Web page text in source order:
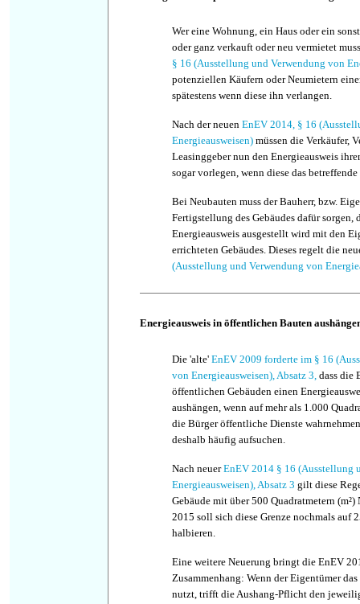
Wer eine Wohnung, ein Haus oder ein
oder ganz verkauft oder neu vermietet
§ 16 (Ausstellung und Verwendung von
potenziellen Käufern oder Neumietern
spätestens wenn diese ihn verlangen.
Nach der neuen EnEV 2014, § 16
Energieausweisen) müssen die Verkäufer,
Leasinggeber nun den Energieausweis
sogar vorlegen, wenn diese das
Bei Neubauten muss der Bauherr, bzw.
Fertigstellung des Gebäudes dafür sorgen,
Energieausweis ausgestellt wird mit den
errichteten Gebäudes. Dieses regelt die
(Ausstellung und Verwendung von
Energieausweis in öffentlichen Bauten
Die 'alte' EnEV 2009 forderte im § 16
von Energieausweisen), Absatz 3, dass die
öffentlichen Gebäuden einen
aushängen, wenn auf mehr als 1.000
die Bürger öffentliche Dienste
deshalb häufig aufsuchen.
Nach neuerEnEV 2014 § 16 (Ausstellung
Energieausweisen), Absatz 3 gilt diese
Gebäude mit über 500 Quadratmetern
2015 soll sich diese Grenze nochmals auf
halbieren.
Eine weitere Neuerung bringt die EnEV
Zusammenhang: Wenn der Eigentümer
nutzt, trifft die Aushang-Pflicht den